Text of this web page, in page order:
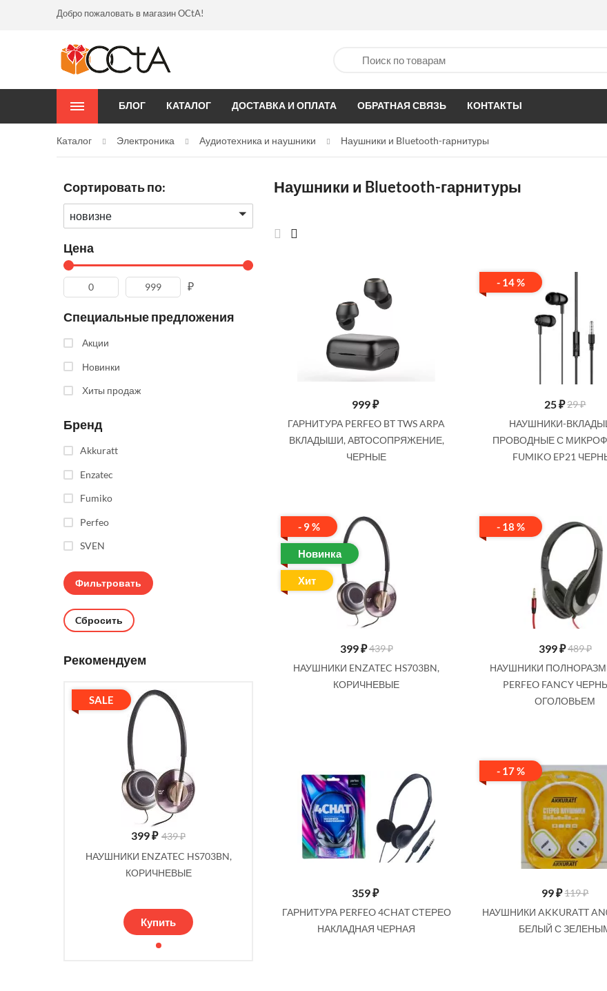
Добро пожаловать в магазин OCtA!
БЛОГ КАТАЛОГ ДОСТАВКА И ОПЛАТА ОБРАТНАЯ СВЯЗЬ КОНТАКТЫ
Каталог Электроника Аудиотехника и наушники Наушники и Bluetooth-гарнитуры
Сортировать по:
новизне
Цена
₽
Специальные предложения
Акции
Новинки
Хиты продаж
Бренд
Akkuratt
Enzatec
Fumiko
Perfeo
SVEN
Cбросить
Рекомендуем
SALE
399₽ 439 ₽
НАУШНИКИ ENZATEC HS703BN,
КОРИЧНЕВЫЕ
Купить
Наушники и Bluetooth-гарнитуры
999₽
ГАРНИТУРА PERFEO BT TWS ARPA
ВКЛАДЫШИ, АВТОСОПРЯЖЕНИЕ,
ЧЕРНЫЕ
- 14 %
25₽29 ₽
НАУШНИКИ-
ПРОВОДНЫЕ С
FUMIKO EP21
- 9 %
Новинка
Хит
399₽439 ₽
НАУШНИКИ ENZATEC HS703BN,
КОРИЧНЕВЫЕ
- 18 %
399₽489 ₽
НАУШНИКИ
PERFEO FANCY
ОГОЛОВЬЕМ
359₽
ГАРНИТУРА PERFEO 4CHAT СТЕРЕО
НАКЛАДНАЯ ЧЕРНАЯ
- 17 %
99₽119 ₽
НАУШНИКИ AKKURATT
БЕЛЫЙ С